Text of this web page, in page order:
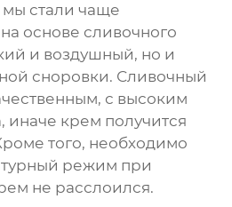
стали чаще
основе сливочного
и воздушный, но и
сноровки. Сливочный
с высоким
крем получится
того, необходимо
режим при
не расслоился.